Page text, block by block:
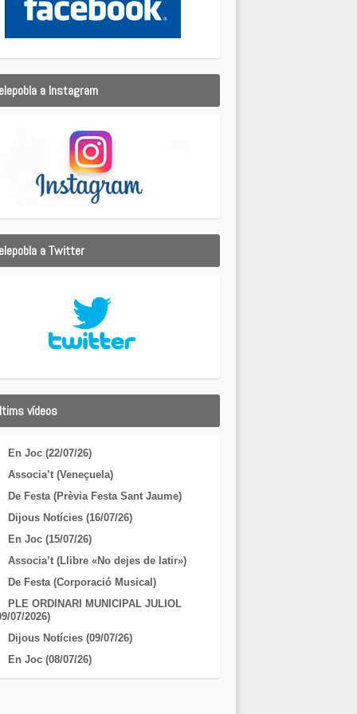
a Instagram
a Twitter
vídeos
En Joc (22/07/26)
Associa’t (Veneçuela)
De Festa (Prèvia Festa Sant Jaume)
Dijous Notícies (16/07/26)
En Joc (15/07/26)
Associa’t (Llibre «No dejes de latir»)
De Festa (Corporació Musical)
PLE ORDINARI MUNICIPAL JULIOL
07/2026)
Dijous Notícies (09/07/26)
En Joc (08/07/26)